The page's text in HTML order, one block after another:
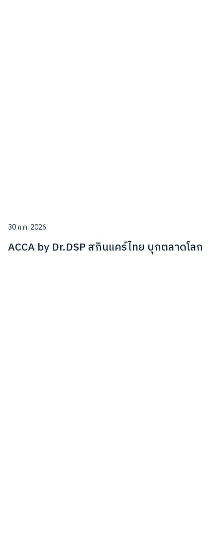
30 ก.ค. 2026
ACCA by Dr.DSP สกินแคร์ไทย บุกตลาดโลก